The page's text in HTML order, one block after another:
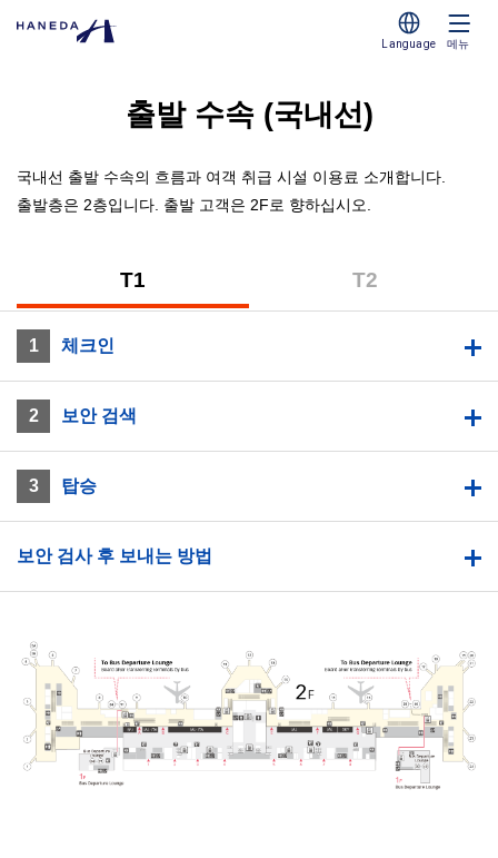
Language 메뉴
출발 수속 (국내선)
국내선 출발 수속의 흐름과 여객 취급 시설 이용료 소개합니다.
출발층은 2층입니다. 출발 고객은 2F로 향하십시오.
T1 T2
1 체크인
2 보안 검색
3 탑승
보안 검사 후 보내는 방법